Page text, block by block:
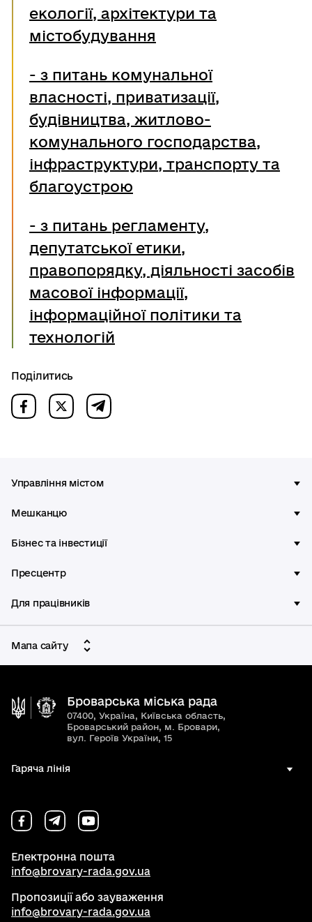
екології, архітектури та
містобудування
- з питань комунальної
власності, приватизації,
будівництва, житлово-
комунального господарства,
інфраструктури, транспорту та
благоустрою
- з питань регламенту,
депутатської етики,
правопорядку, діяльності засобів
масової інформації,
інформаційної політики та
технологій
Поділитись
Управління містом
Мешканцю
Бізнес та інвестиції
Пресцентр
Для працівників
Мапа сайту
Броварська міська рада
07400, Україна, Київська область,
Броварський район, м. Бровари,
вул. Героїв України, 15
Гаряча лінія
Електронна пошта
info@brovary-rada.gov.ua
Пропозиції або зауваження
info@brovary-rada.gov.ua